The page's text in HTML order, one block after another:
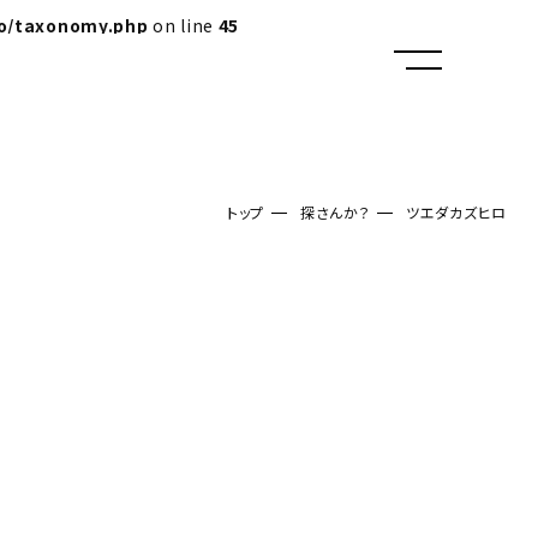
taxonomy.php on line 45
トップ 探さんか？ ツエダカズヒロ